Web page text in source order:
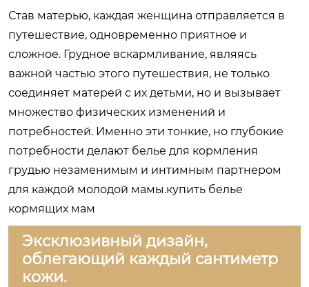
Став матерью, каждая женщина отправляется в
путешествие, одновременно приятное и
сложное. Грудное вскармливание, являясь
важной частью этого путешествия, не только
соединяет матерей с их детьми, но и вызывает
множество физических изменений и
потребностей. Именно эти тонкие, но глубокие
потребности делают белье для кормления
грудью незаменимым и интимным партнером
для каждой молодой мамы.купить белье
кормящих мам
Эксклюзивный дизайн,
облегающий каждый сантиметр
кожи.